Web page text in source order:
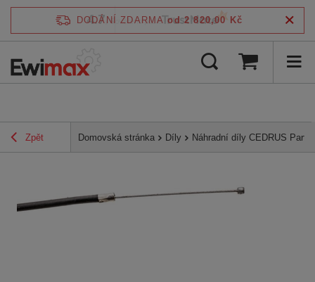
DODÁNÍ ZDARMA od 2 820,00 Kč
Zpět Domovská stránka Díly Náhradní díly CEDRUS Parts
4.7 /5 ověřeno podle